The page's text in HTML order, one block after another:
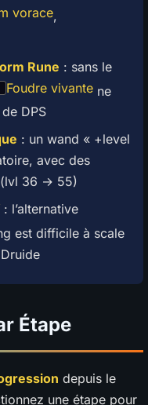
vorace,
Rune : sans le
Foudre vivante ne
DPS
: un wand « +level
avec des
(lvl 36 → 55)
: l’alternative
est difficile à scale
Étape
depuis le
une étape pour